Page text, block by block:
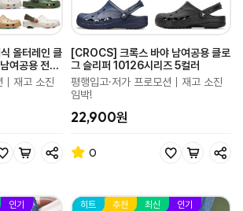
올터레인 클
여공용 전
｜재고 소진
[CROCS] 크록스 바야 남여공용 클로
그 슬리퍼 10126시리즈 5컬러
평행입고·저가 프로모션｜재고 소진
임박!
22,900원
0
인기
히트 추천 최신
인기